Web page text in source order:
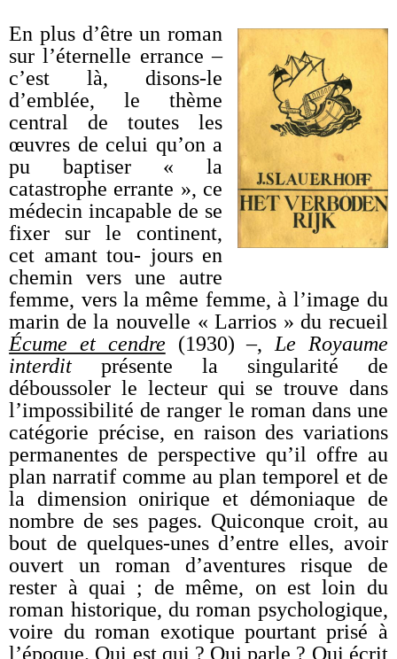
En plus d’être un roman
sur l’éternelle errance –
c’est là, disons-le
d’emblée, le thème
central de toutes les
œuvres de celui qu’on a
pu baptiser « la
catastrophe errante », ce
médecin incapable de se
fixer sur le continent,
cet amant tou- jours en
chemin vers une autre
femme, vers la même femme, à l’image du
marin de la nouvelle « Larrios » du recueil
Écume et cendre (1930) –,Le Royaume
interdit présente la singularité de
déboussoler le lecteur qui se trouve dans
l’impossibilité de ranger le roman dans une
catégorie précise, en raison des variations
permanentes de perspective qu’il offre au
plan narratif comme au plan temporel et de
la dimension onirique et démoniaque de
nombre de ses pages. Quiconque croit, au
bout de quelques-unes d’entre elles, avoir
ouvert un roman d’aventures risque de
rester à quai ; de même, on est loin du
roman historique, du roman psychologique,
voire du roman exotique pourtant prisé à
l’époque. Qui est qui ? Qui parle ? Qui écrit